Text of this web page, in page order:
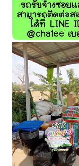
รถรับจ้างซอย
สามารถติดต่อส
ได้ที่ LINE
@chatee เบ